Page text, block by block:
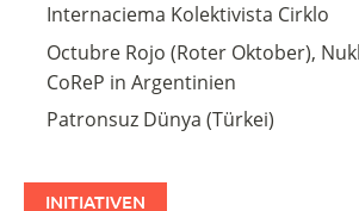
Internaciema Kolektivista Cirklo
Octubre Rojo (Roter Oktober),
CoReP in Argentinien
Patronsuz Dünya (Türkei)
INITIATIVEN